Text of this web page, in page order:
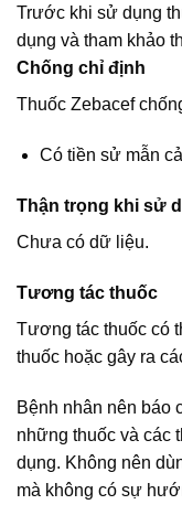
Trước khi sử dụng
dụng và tham khảo
Chống chỉ định
Thuốc Zebacef
Có tiền sử mẫn
Thận trọng khi sử
Chưa có dữ liệu.
Tương tác thuốc
Tương tác thuốc có
thuốc hoặc gây ra
Bệnh nhân nên báo
những thuốc và các
dụng. Không nên
mà không có sự